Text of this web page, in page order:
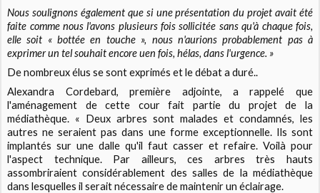
Nous soulignons également que si une présentation du projet avait été
faite comme nous l'avons plusieurs fois sollicitée sans qu'à chaque fois,
elle soit « bottée en touche », nous n'aurions probablement pas à
exprimer un tel souhait encore uen fois, hélas, dans l'urgence. »
De nombreux élus se sont exprimés et le débat a duré..
Alexandra Cordebard, première adjointe, a rappelé que
l'aménagement de cette cour fait partie du projet de la
médiathèque. « Deux arbres sont malades et condamnés, les
autres ne seraient pas dans une forme exceptionnelle. Ils sont
implantés sur une dalle qu'il faut casser et refaire. Voilà pour
l'aspect technique. Par ailleurs, ces arbres très hauts
assombriraient considérablement des salles de la médiathèque
dans lesquelles il serait nécessaire de maintenir un éclairage.